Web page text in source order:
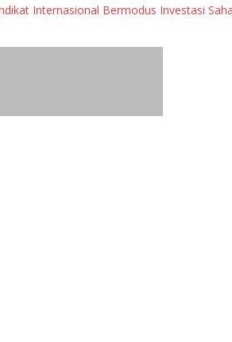
Bermodus Investasi Saham &